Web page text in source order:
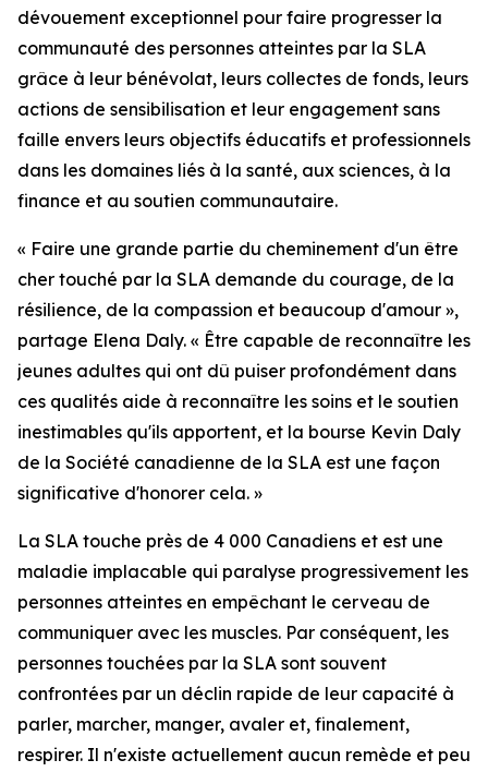
dévouement exceptionnel pour faire progresser la
communauté des personnes atteintes par la SLA
grâce à leur bénévolat, leurs collectes de fonds, leurs
actions de sensibilisation et leur engagement sans
faille envers leurs objectifs éducatifs et professionnels
dans les domaines liés à la santé, aux sciences, à la
finance et au soutien communautaire.
« Faire une grande partie du cheminement d'un être
cher touché par la SLA demande du courage, de la
résilience, de la compassion et beaucoup d'amour »,
partage Elena Daly. « Être capable de reconnaître les
jeunes adultes qui ont dû puiser profondément dans
ces qualités aide à reconnaître les soins et le soutien
inestimables qu'ils apportent, et la bourse Kevin Daly
de la Société canadienne de la SLA est une façon
significative d'honorer cela. »
La SLA touche près de 4 000 Canadiens et est une
maladie implacable qui paralyse progressivement les
personnes atteintes en empêchant le cerveau de
communiquer avec les muscles. Par conséquent, les
personnes touchées par la SLA sont souvent
confrontées par un déclin rapide de leur capacité à
parler, marcher, manger, avaler et, finalement,
respirer. Il n'existe actuellement aucun remède et peu